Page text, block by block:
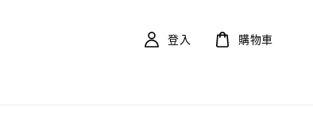
登入 購物車